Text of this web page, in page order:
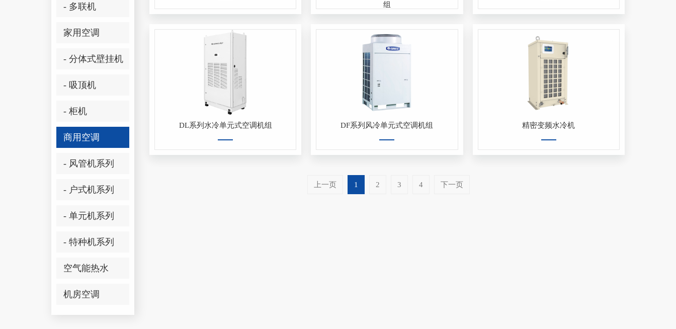
- 多联机
家用空调
- 分体式壁挂机
- 吸顶机
- 柜机
商用空调
- 风管机系列
- 户式机系列
- 单元机系列
- 特种机系列
空气能热水
机房空调
组
DL系列水冷单元式空调机组 DF系列风冷单元式空调机组 精密变频水冷机
上一页 1 2 3 4 下一页